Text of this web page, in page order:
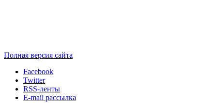
Полная версия сайта
Facebook
Twitter
RSS-ленты
E-mail рассылка